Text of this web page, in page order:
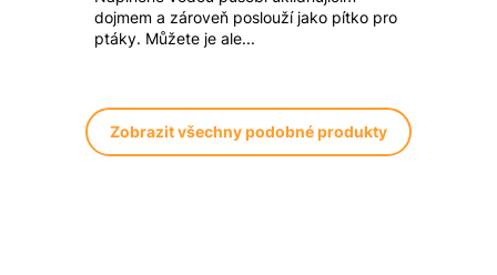
dojmem a zároveň poslouží jako pítko pro
ptáky. Můžete je ale...
Zobrazit všechny podobné produkty